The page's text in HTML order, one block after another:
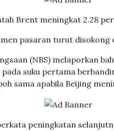
Brent meningkat 2.28
pasaran turut disokong
(NBS) melaporkan
suku pertama
sama apabila Beijing
peningkatan